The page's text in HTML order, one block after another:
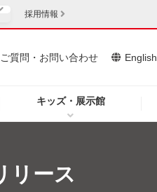
キッズ・展示館
質問・お問い合わせ English
安定供給
企業情報
法人のお客さま
採用情報
リース